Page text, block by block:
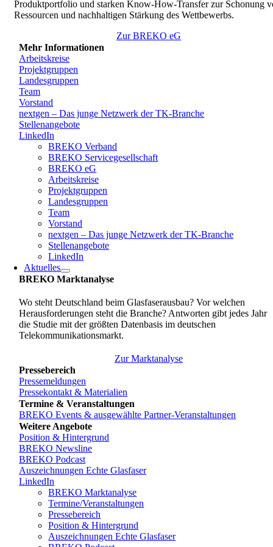
Produktportfolio und starken Know-How-Transfer zur Schonung
Ressourcen und nachhaltigen Stärkung des Wettbewerbs.
Zur BREKO eG
Mehr Informationen
Arbeitskreise
Projektgruppen
Landesgruppen
Team
Vorstand
nextgen – Das junge Netzwerk der TK-Branche
Stellenangebote
LinkedIn
BREKO Verband
BREKO Servicegesellschaft
BREKO eG
Arbeitskreise
Projektgruppen
Landesgruppen
Team
Vorstand
nextgen – Das junge Netzwerk der TK-Branche
Stellenangebote
LinkedIn
Aktuelles
BREKO Marktanalyse
Wo steht Deutschland beim Glasfaserausbau? Vor welchen
Herausforderungen steht die Branche? Antworten gibt jedes Jahr
die Studie mit der größten Datenbasis im deutschen
Telekommunikationsmarkt.
Zur Marktanalyse
Pressebereich
Pressemeldungen
Pressekontakt & Materialien
Termine & Veranstaltungen
BREKO Events & ausgewählte Partner-Veranstaltungen
Weitere Angebote
Position & Hintergrund
BREKO Newsline
BREKO Podcast
Auszeichnungen Echte Glasfaser
LinkedIn
BREKO Marktanalyse
Termine/Veranstaltungen
Pressebereich
Position & Hintergrund
Auszeichnungen Echte Glasfaser